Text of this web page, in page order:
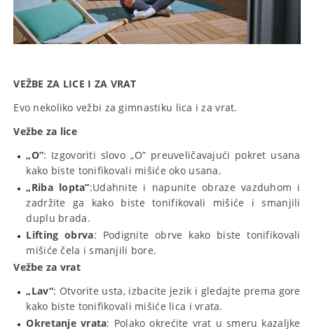
VEŽBE ZA LICE I ZA VRAT
Evo nekoliko vežbi za gimnastiku lica i za vrat.
Vežbe za lice
„O”: Izgovoriti slovo „O” preuveličavajući pokret usana
kako biste tonifikovali mišiće oko usana.
„Riba lopta”:Udahnite i napunite obraze vazduhom i
zadržite ga kako biste tonifikovali mišiće i smanjili
duplu brada.
Lifting obrva: Podignite obrve kako biste tonifikovali
mišiće čela i smanjili bore.
Vežbe za vrat
„Lav“: Otvorite usta, izbacite jezik i gledajte prema gore
kako biste tonifikovali mišiće lica i vrata.
Okretanje vrata: Polako okrećite vrat u smeru kazaljke